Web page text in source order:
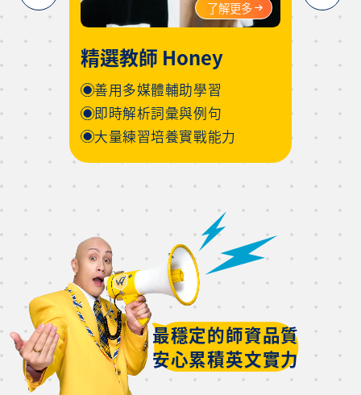
了解更多
精選教師 May
系統化檢定解題與策略
以實例說明文法與字彙
穩健節奏扎實建立基礎
精
13
擅
高
最穩定的師資品質
安心累積英文實力